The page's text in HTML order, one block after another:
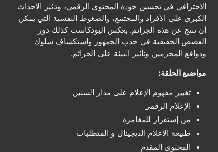
الاحترافي في تحسين جودة المحتوى الرقمي، وتأثير الأحداث
الكبرى على الأفراد والمجتمع، والضغوط النفسية التي يمكن
أن تنتج عن هذه الجرائم. يعكس البودكاست كذلك دور
القصص الحقيقية في جذب الجمهور واستكشاف سلوك
ودوافع المجرمين وتأثير البيئة على الجرائم.
مواضيع الحلقة:
تغيير مفهوم الإعلام على مدار السنين
الإعلام الرقمى
من إستقرار للمغامرة
طبيعة الإعلام الديجيتال و المتطلبات
المحتوى المقدم